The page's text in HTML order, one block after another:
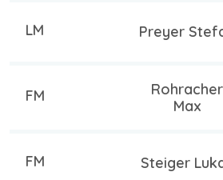
LM Preyer
FM
Rohracher
Max
FM Steiger